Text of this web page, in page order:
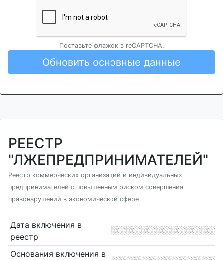
Поставьте флажок в reCAPTCHA.
Обновить основные данные
РЕЕСТР
"ЛЖЕПРЕДПРИНИМАТЕЛЕЙ"
Реестр коммерческих организаций и индивидуальных
предпринимателей с повышенным риском совершения
правонарушений в экономической сфере
Дата включения в
реестр
Основания включения в